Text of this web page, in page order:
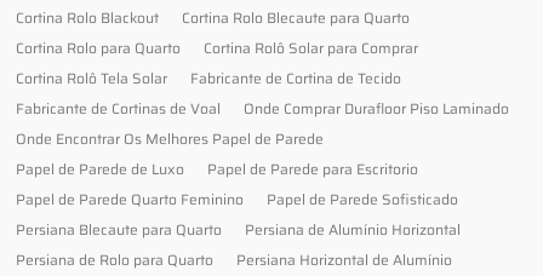
Cortina Rolo Blackout
Cortina Rolo Blecaute para Quarto
Cortina Rolo para Quarto
Cortina Rolô Solar para Comprar
Cortina Rolô Tela Solar
Fabricante de Cortina de Tecido
Fabricante de Cortinas de Voal
Onde Comprar Durafloor Piso Laminado
Onde Encontrar Os Melhores Papel de Parede
Papel de Parede de Luxo
Papel de Parede para Escritorio
Papel de Parede Quarto Feminino
Papel de Parede Sofisticado
Persiana Blecaute para Quarto
Persiana de Alumínio Horizontal
Persiana de Rolo para Quarto
Persiana Horizontal de Alumínio